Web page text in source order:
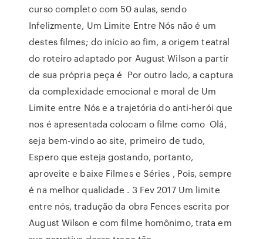
curso completo com 50 aulas, sendo
Infelizmente, Um Limite Entre Nós não é um
destes filmes; do início ao fim, a origem teatral
do roteiro adaptado por August Wilson a partir
de sua própria peça é Por outro lado, a captura
da complexidade emocional e moral de Um
Limite entre Nós e a trajetória do anti-herói que
nos é apresentada colocam o filme como Olá,
seja bem-vindo ao site, primeiro de tudo,
Espero que esteja gostando, portanto,
aproveite e baixe Filmes e Séries , Pois, sempre
é na melhor qualidade . 3 Fev 2017 Um limite
entre nós, tradução da obra Fences escrita por
August Wilson e com filme homônimo, trata em